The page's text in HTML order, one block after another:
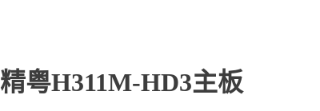
精粤H311M-HD3主板